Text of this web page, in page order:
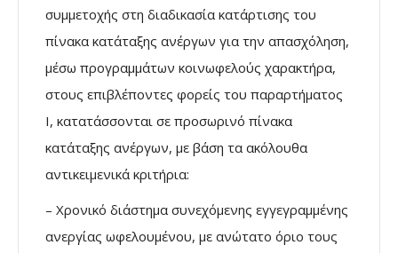
συμμετοχής στη διαδικασία κατάρτισης του
πίνακα κατάταξης ανέργων για την απασχόληση,
μέσω προγραμμάτων κοινωφελούς χαρακτήρα,
στους επιβλέποντες φορείς του παραρτήματος
I, κατατάσσονται σε προσωρινό πίνακα
κατάταξης ανέργων, με βάση τα ακόλουθα
αντικειμενικά κριτήρια:
– Χρονικό διάστημα συνεχόμενης εγγεγραμμένης
ανεργίας ωφελουμένου, με ανώτατο όριο τους